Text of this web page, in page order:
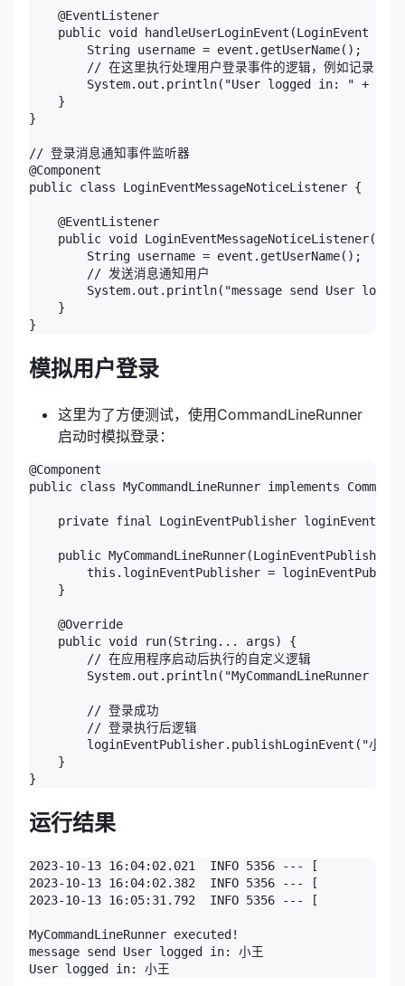
    @EventListener
public void handleUserLoginEvent(LoginEvent
        String username = event.getUserName();
// 在这里执行处理用户登录事件的逻辑，例如记录日志
System.out.println("User logged in: " +
    }
}
// 登录消息通知事件监听器
@Component
public class LoginEventMessageNoticeListener {
    @EventListener
public void
        String username = event.getUserName();
        // 发送消息通知用户
System.out.println("message send User
    }
模拟用户登录
这里为了方便测试，使用CommandLineRunner
启动时模拟登录：
@Component
public class MyCommandLineRunner implements
private final LoginEventPublisher
public MyCommandLineRunner(LoginEventPublisher
this.loginEventPublisher =
    }
    @Override
    public void run(String... args) {
        // 在应用程序启动后执行的自定义逻辑
System.out.println("MyCommandLineRunner
        // 登录成功
        // 登录执行后逻辑
loginEventPublisher.publishLoginEvent("小王
    }
运行结果
2023-10-13 16:04:02.021  INFO 5356 --- [
2023-10-13 16:04:02.382  INFO 5356 --- [
2023-10-13 16:05:31.792  INFO 5356 --- [
MyCommandLineRunner executed!
message send User logged in: 小王